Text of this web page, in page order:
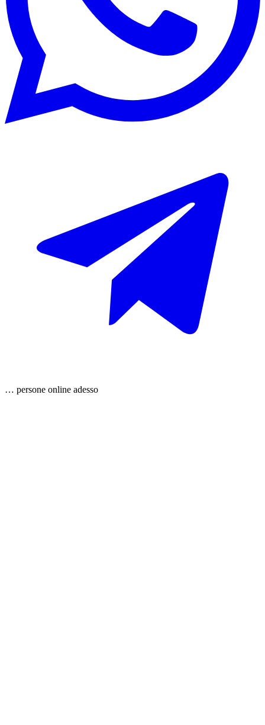
… persone online adesso